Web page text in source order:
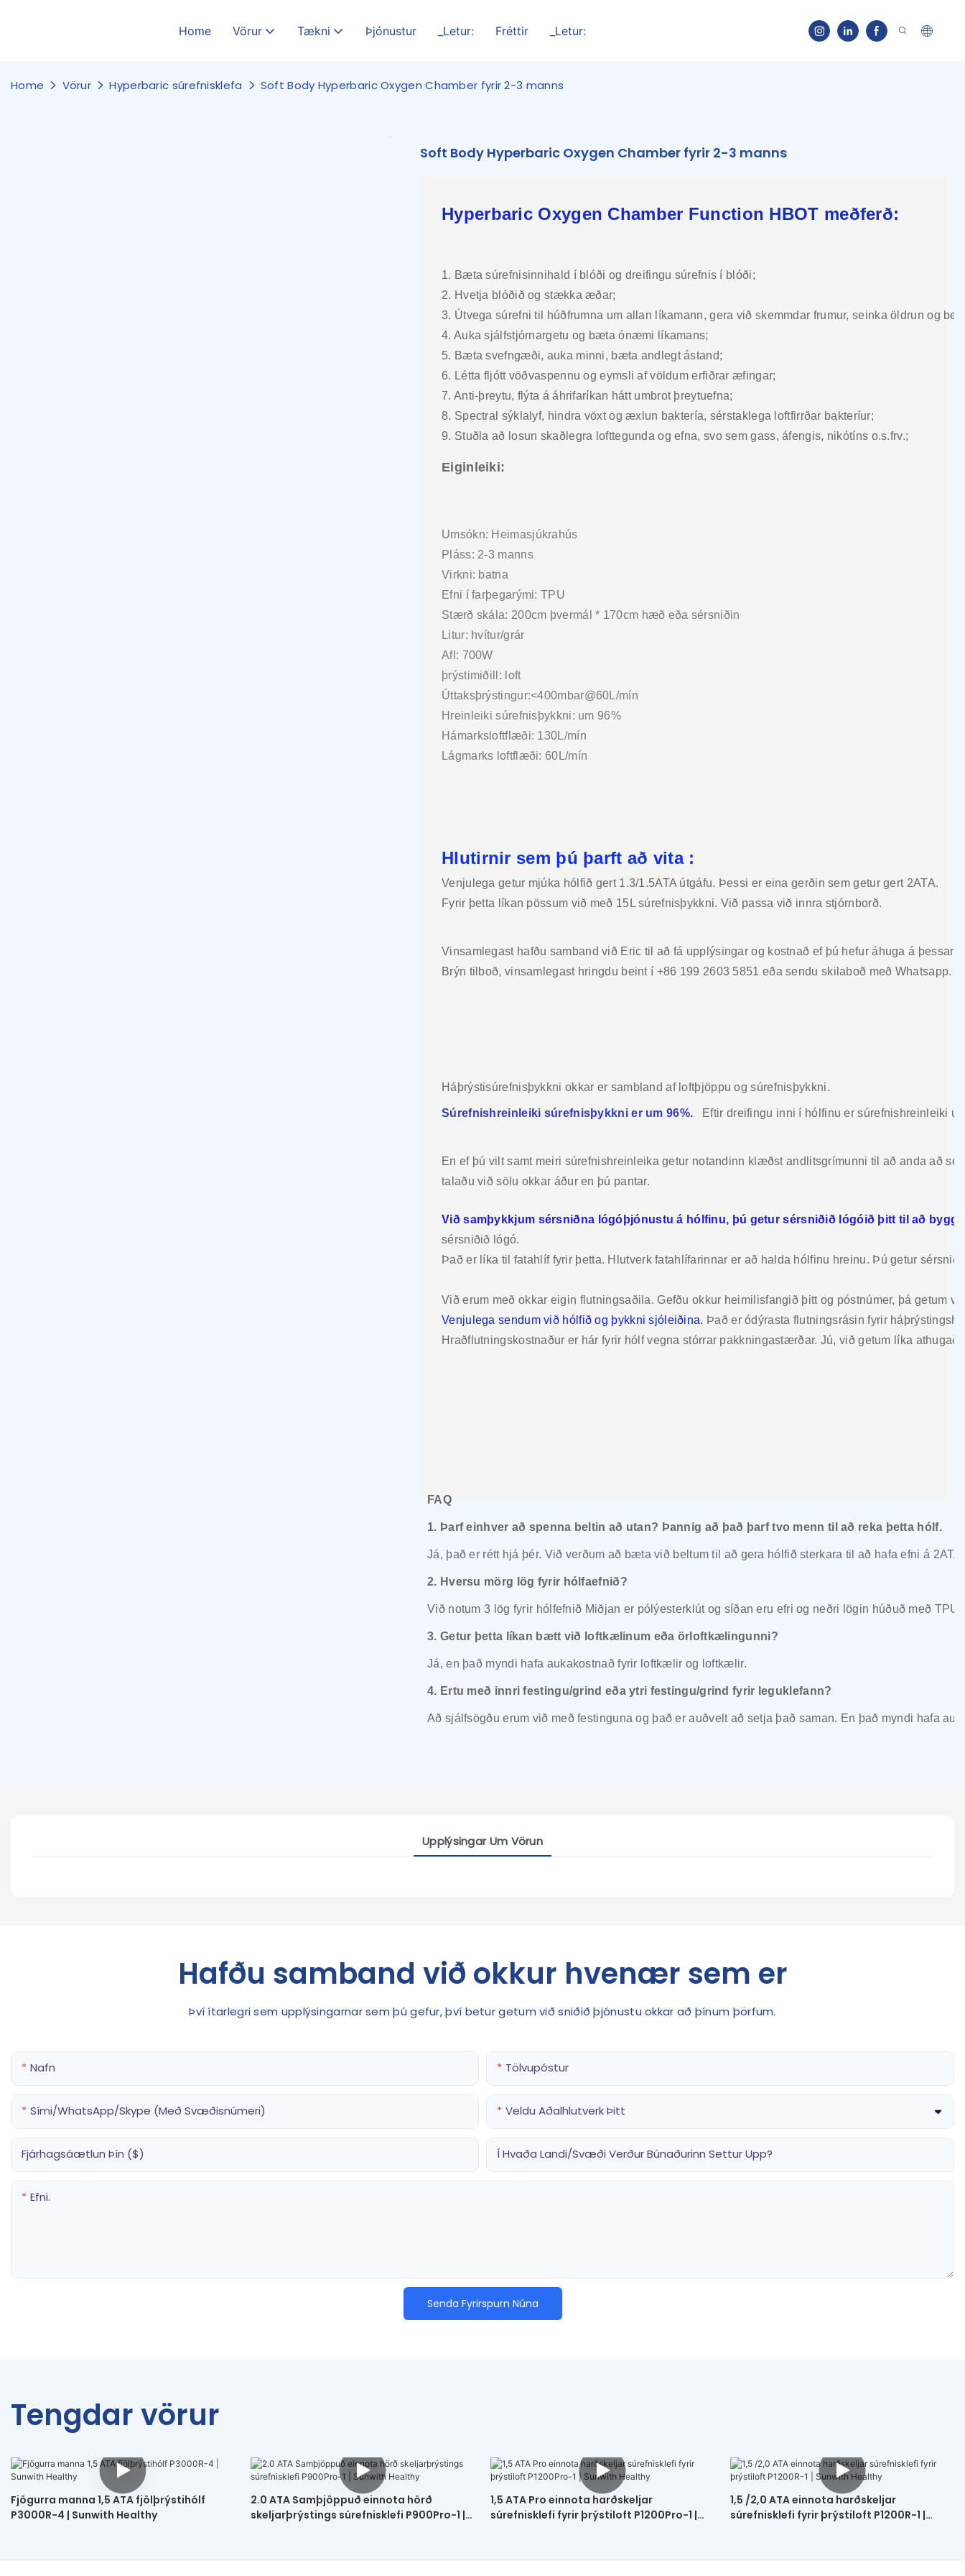
Home Vörur Tækni Þjónustur _Letur: Fréttir _Letur:
Home Vörur Hyperbaric súrefnisklefa Soft Body Hyperbaric Oxygen Chamber fyrir 2-3 manns
Soft Body Hyperbaric Oxygen Chamber fyrir 2-3 manns
Hyperbaric Oxygen Chamber Function HBOT meðferð:
1. Bæta súrefnisinnihald í blóði og dreifingu súrefnis í blóði;
2. Hvetja blóðið og stækka æðar;
3. Útvega súrefni til húðfrumna um allan líkamann, gera við skemmdar frumur, seinka öldrun og
4. Auka sjálfstjórnargetu og bæta ónæmi líkamans;
5. Bæta svefngæði, auka minni, bæta andlegt ástand;
6. Létta fljótt vöðvaspennu og eymsli af völdum erfiðrar æfingar;
7. Anti-þreytu, flýta á áhrifaríkan hátt umbrot þreytuefna;
8. Spectral sýklalyf, hindra vöxt og æxlun baktería, sérstaklega loftfirrðar bakteríur;
9. Stuðla að losun skaðlegra lofttegunda og efna, svo sem gass, áfengis, nikótíns o.s.frv.;
Eiginleiki:
Umsókn: Heimasjúkrahús
Pláss: 2-3 manns
Virkni: batna
Efni í farþegarými: TPU
Stærð skála: 200cm þvermál * 170cm hæð eða sérsniðin
Litur: hvítur/grár
Afl: 700W
þrýstimiðill: loft
Úttaksþrýstingur:<400mbar@60L/mín
Hreinleiki súrefnisþykkni: um 96%
Hámarksloftflæði: 130L/mín
Lágmarks loftflæði: 60L/mín
Hlutirnir sem þú þarft að vita :
Venjulega getur mjúka hólfið gert 1.3/1.5ATA útgáfu. Þessi er eina gerðin sem getur gert 2ATA.
Fyrir þetta líkan pössum við með 15L súrefnisþykkni. Við passa við innra stjórnborð.
Vinsamlegast hafðu samband við Eric til að fá upplýsingar og kostnað ef þú hefur áhuga á þessari
Brýn tilboð, vinsamlegast hringdu beint í +86 199 2603 5851 eða sendu skilaboð með Whatsapp.
Háþrýstisúrefnisþykkni okkar er sambland af loftþjöppu og súrefnisþykkni.
Súrefnishreinleiki súrefnisþykkni er um 96%. Eftir dreifingu inni í hólfinu er súrefnishreinleiki
En ef þú vilt samt meiri súrefnishreinleika getur notandinn klæðst andlitsgrímunni til að anda að
talaðu við sölu okkar áður en þú pantar.
Við samþykkjum sérsniðna lógóþjónustu á hólfinu, þú getur sérsniðið lógóið þitt til að
sérsniðið lógó.
Það er líka til fatahlíf fyrir þetta. Hlutverk fatahlífarinnar er að halda hólfinu hreinu. Þú getur
Við erum með okkar eigin flutningsaðila. Gefðu okkur heimilisfangið þitt og póstnúmer, þá getum
Venjulega sendum við hólfið og þykkni sjóleiðina. Það er ódýrasta flutningsrásin fyrir
Hraðflutningskostnaður er hár fyrir hólf vegna stórrar pakkningastærðar. Jú, við getum líka
FAQ
1. Þarf einhver að spenna beltin að utan? Þannig að það þarf tvo menn til að reka þetta hólf.
Já, það er rétt hjá þér. Við verðum að bæta við beltum til að gera hólfið sterkara til að hafa efni á
2. Hversu mörg lög fyrir hólfaefnið?
Við notum 3 lög fyrir hólfefnið Miðjan er pólýesterklút og síðan eru efri og neðri lögin húðuð með TPU.
3. Getur þetta líkan bætt við loftkælinum eða örloftkælingunni?
Já, en það myndi hafa aukakostnað fyrir loftkælir og loftkælir.
4. Ertu með innri festingu/grind eða ytri festingu/grind fyrir leguklefann?
Að sjálfsögðu erum við með festinguna og það er auðvelt að setja það saman. En það myndi hafa
Upplýsingar Um Vörun
Hafðu samband við okkur hvenær sem er
Því ítarlegri sem upplýsingarnar sem þú gefur, því betur getum við sniðið þjónustu okkar að þínum þörfum.
Nafn Tölvupóstur
Sími/WhatsApp/Skype (með Svæðisnúmeri) Veldu Aðalhlutverk Þitt
Fjárhagsáætlun Þín ($) Í Hvaða Landi/svæði Verður Búnaðurinn Settur Upp?
Efni.
Senda Fyrirspurn Núna
Tengdar vörur
Fjögurra manna 1,5 ATA fjölþrýstihólf
P3000R-4 | Sunwith Healthy
2.0 ATA Samþjöppuð einnota hörð
skeljarþrýstings súrefnisklefi P900Pro-1 |
1,5 ATA Pro einnota harðskeljar
súrefnisklefi fyrir þrýstiloft P1200Pro-1 |
1,5 /2,0 ATA einnota harðskeljar
súrefnisklefi fyrir þrýstiloft P1200R-1 |